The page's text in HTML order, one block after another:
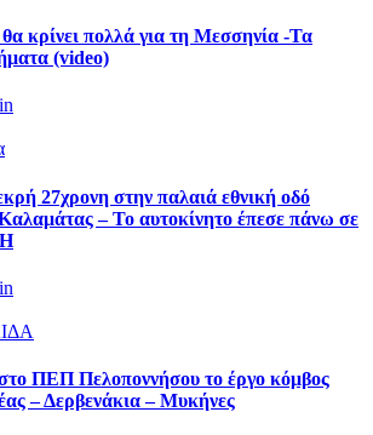
κρίνει πολλά για τη Μεσσηνία -Τα
(video)
27χρονη στην παλαιά εθνική οδό
– Το αυτοκίνητο έπεσε πάνω σε
ΠΕΠ Πελοποννήσου το έργο κόμβος
– Δερβενάκια – Μυκήνες